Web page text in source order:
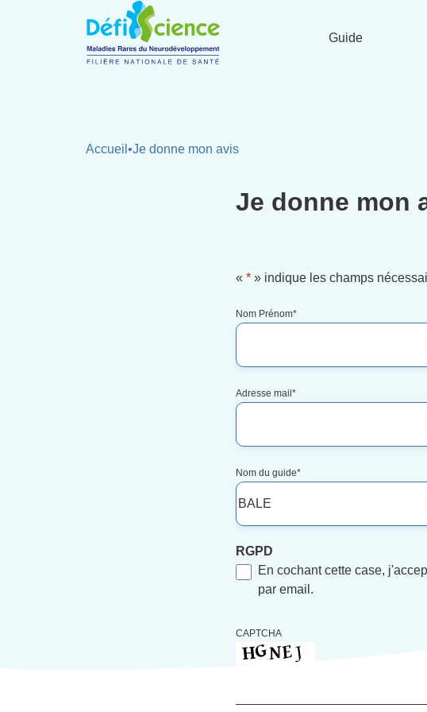
Guide
Accueil •Je donne mon avis
Je donne mon
« * » indique les champs
Nom Prénom*
Adresse mail *
Nom du guide*
CAPTCHA
RGPD
En cochant cette case,
par email.
Panneau de gestion des cookies